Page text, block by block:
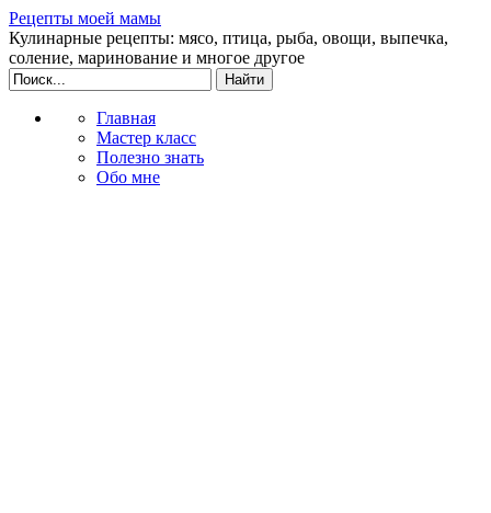
Рецепты моей мамы
Кулинарные рецепты: мясо, птица, рыба, овощи, выпечка,
соление, маринование и многое другое
Главная
Мастер класс
Полезно знать
Обо мне